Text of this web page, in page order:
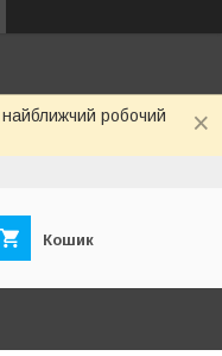
робочий
Кошик